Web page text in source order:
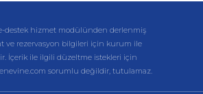
destek hizmet modülünden derlenmiş
ve rezervasyon bilgileri için kurum ile
İçerik ile ilgili düzeltme istekleri için
sorumlu değildir, tutulamaz.